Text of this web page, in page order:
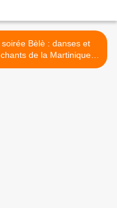
soirée Bèlè : danses et
chants de la Martinique
ouverts à la créolisation >